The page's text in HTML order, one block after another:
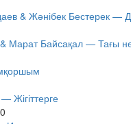
& Жәнібек Бестерек —
Марат Байсақал — Тағы
Жігіттерге